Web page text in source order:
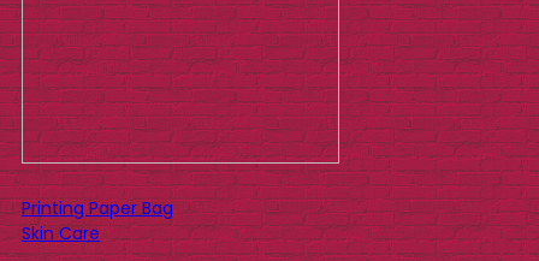
Printing Paper Bag
Skin Care